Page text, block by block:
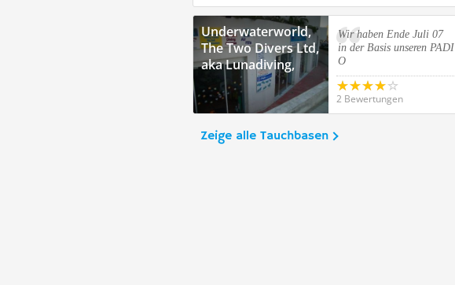
Underwaterworld,
The Two Divers Ltd,
aka Lunadiving,
Qawra, St. Pauls
Bay
Wir haben Ende Juli 07
in der Basis unseren PADI
O
2 Bewertungen
Zeige alle Tauchbasen